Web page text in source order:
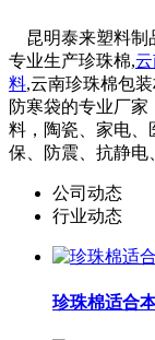
昆明泰来塑料制
专业生产珍珠棉,
料,云南珍珠棉包
防寒袋的专业厂
料，陶瓷、家电、
保、防震、抗静电
公司动态
行业动态
珍珠棉适合